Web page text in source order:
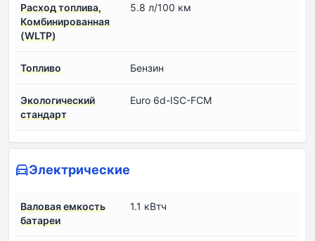
Расход топлива,
Комбинированная
(WLTP)
5.8 л/100 км
Топливо Бензин
Экологический
стандарт
Euro 6d-ISC-FCM
Электрические
Валовая емкость
батареи
1.1 кВтч